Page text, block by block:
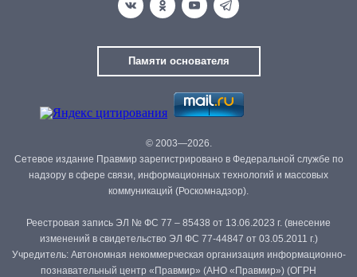
Памяти основателя
© 2003—2026.
Сетевое издание Правмир зарегистрировано в Федеральной службе по
надзору в сфере связи, информационных технологий и массовых
коммуникаций (Роскомнадзор).
Реестровая запись ЭЛ № ФС 77 – 85438 от 13.06.2023 г. (внесение
изменений в свидетельство ЭЛ ФС 77-44847 от 03.05.2011 г.)
Учредитель: Автономная некоммерческая организация информационно-
познавательный центр «Правмир» (АНО «Правмир») (ОГРН